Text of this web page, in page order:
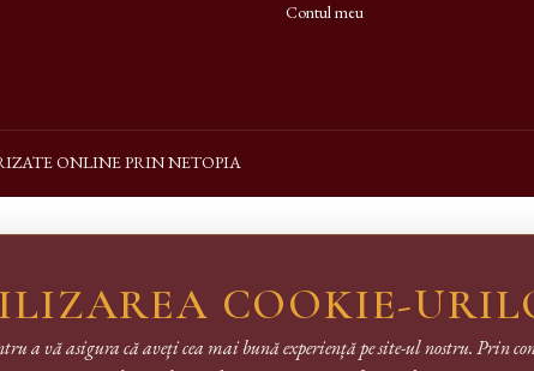
Contul meu
ONLINE PRIN NETOPIA
COOKIE-
a vă asigura că aveți cea mai bună experiență pe site-ul nostru. Prin